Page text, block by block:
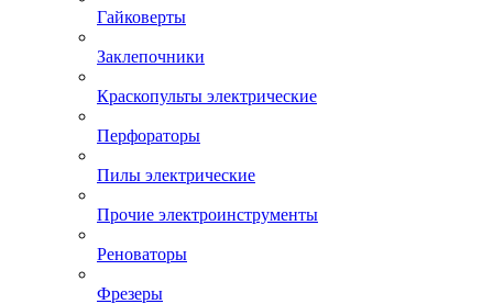
Гайковерты
Заклепочники
Краскопульты электрические
Перфораторы
Пилы электрические
Прочие электроинструменты
Реноваторы
Фрезеры